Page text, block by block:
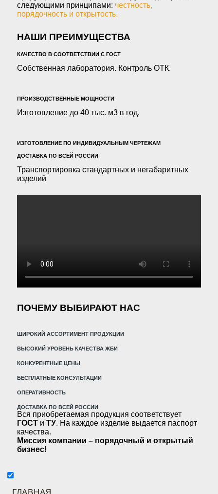
следующими принципами: честность,
порядочность и открытость.
НАШИ ПРЕИМУЩЕСТВА
КАЧЕСТВО В СООТВЕТСТВИИ С ГОСТ
Собственная лаборатория. Контроль ОТК.
ПРОИЗВОДСТВЕННЫЕ МОЩНОСТИ
Изготовление до 40 тыс. м3 в год.
ИЗГОТОВЛЕНИЕ ПО ИНДИВИДУАЛЬНЫМ ЧЕРТЕЖАМ
ДОСТАВКА ПО ВСЕЙ РОССИИ
Транспортировка стандартных и негабаритных
изделий
ПОЧЕМУ ВЫБИРАЮТ НАС
ШИРОКИЙ АССОРТИМЕНТ ПРОДУКЦИИ
ВЫСОКИЙ УРОВЕНЬ КАЧЕСТВА ЖБИ
КОНКУРЕНТНЫЕ ЦЕНЫ
БЕСПЛАТНЫЕ КОНСУЛЬТАЦИИ
ОПЕРАТИВНОСТЬ
ДОСТАВКА ПО ВСЕЙ РОССИИ
Вся приобретаемая продукция соответствует
ГОСТ и ТУ. На каждое изделие выдается паспорт
качества.
Миссия компании – порядочный и открытый
бизнес!